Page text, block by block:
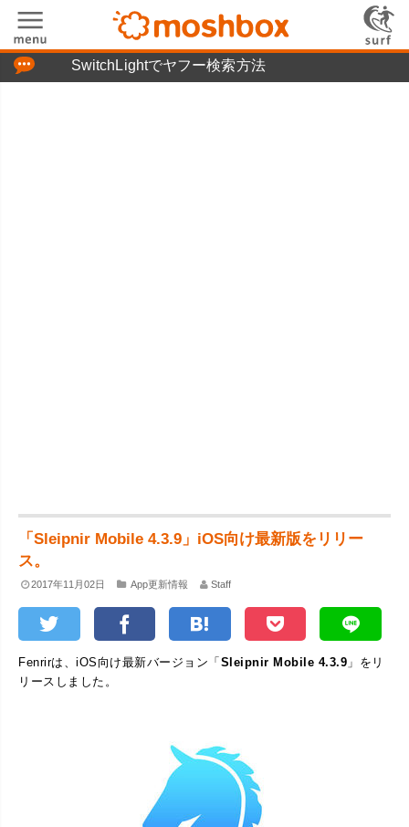
SwitchLightでヤフー検索方法
「Sleipnir Mobile 4.3.9」iOS向け最新版をリリー
ス。
2017年11月02日 App更新情報 Staff
Fenrirは、iOS向け最新バージョン「Sleipnir Mobile 4.3.9 」をリ
リースしました。
「つぶやき」の使い方